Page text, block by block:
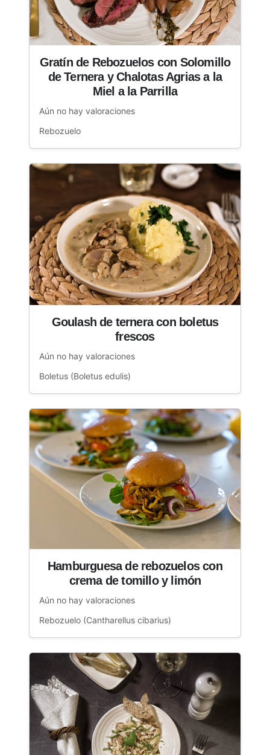
Gratín de Rebozuelos con Solomillo
de Ternera y Chalotas Agrias a la
Miel a la Parrilla
Aún no hay valoraciones
Rebozuelo
Goulash de ternera con boletus
frescos
Aún no hay valoraciones
Boletus (Boletus edulis)
Hamburguesa de rebozuelos con
crema de tomillo y limón
Aún no hay valoraciones
Rebozuelo (Cantharellus cibarius)